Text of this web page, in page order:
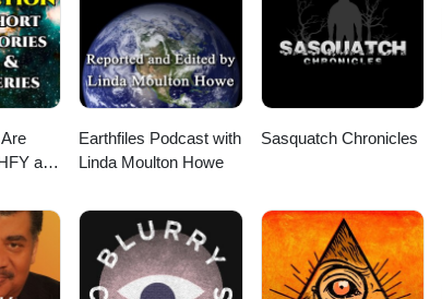
and
Earthfiles Podcast with
Linda Moulton Howe
Sasquatch Chronicles